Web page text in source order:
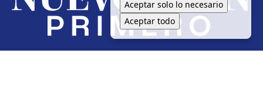
Aceptar solo lo necesario
Aceptar todo